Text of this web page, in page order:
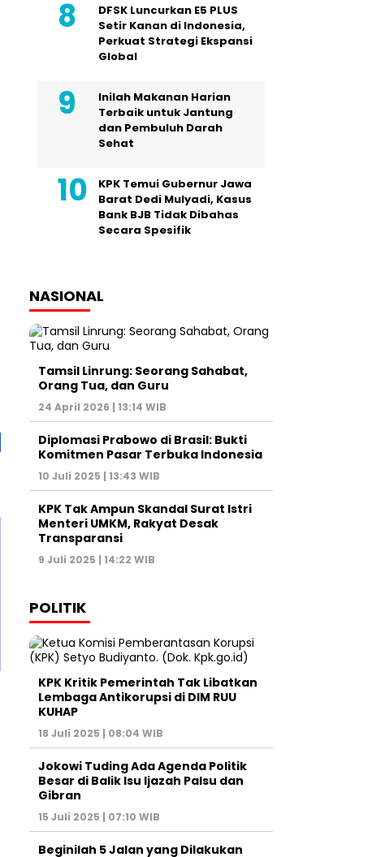
DFSK Luncurkan E5 PLUS
Setir Kanan di Indonesia,
Perkuat Strategi Ekspansi
Global
Inilah Makanan Harian
Terbaik untuk Jantung
dan Pembuluh Darah
Sehat
KPK Temui Gubernur Jawa
Barat Dedi Mulyadi, Kasus
Bank BJB Tidak Dibahas
Secara Spesifik
NASIONAL
Tamsil Linrung: Seorang Sahabat,
Orang Tua, dan Guru
24 April 2026 | 13:14 WIB
Diplomasi Prabowo di Brasil: Bukti
Komitmen Pasar Terbuka Indonesia
10 Juli 2025 | 13:43 WIB
KPK Tak Ampun Skandal Surat Istri
Menteri UMKM, Rakyat Desak
Transparansi
9 Juli 2025 | 14:22 WIB
POLITIK
KPK Kritik Pemerintah Tak Libatkan
Lembaga Antikorupsi di DIM RUU
KUHAP
18 Juli 2025 | 08:04 WIB
Jokowi Tuding Ada Agenda Politik
Besar di Balik Isu Ijazah Palsu dan
Gibran
15 Juli 2025 | 07:10 WIB
Beginilah 5 Jalan yang Dilakukan